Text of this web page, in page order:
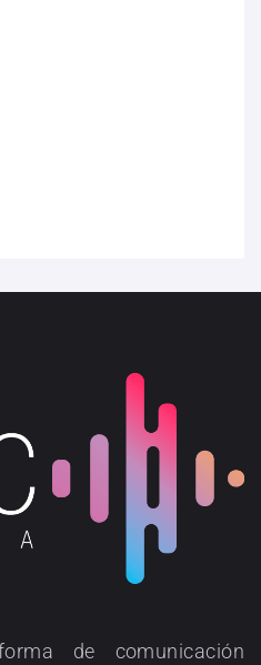
de comunicación